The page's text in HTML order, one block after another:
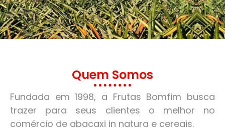
Quem Somos
Fundada em 1998, a Frutas Bomfim busca
trazer para seus clientes o melhor no
comércio de abacaxi in natura e cereais.